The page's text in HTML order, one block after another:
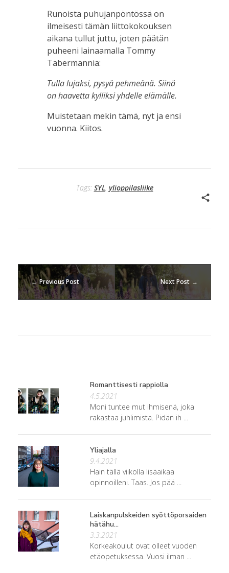
Runoista puhujanpöntössä on
ilmeisesti tämän liittokokouksen
aikana tullut juttu, joten päätän
puheeni lainaamalla Tommy
Tabermannia:
Tulla lujaksi, pysyä pehmeänä. Siinä
on haavetta kylliksi yhdelle elämälle.
Muistetaan mekin tämä, nyt ja ensi
vuonna. Kiitos.
Tags: SYL ylioppilasliike
Previous Post Next Post
Romanttisesti rappiolla
4.5.2021
Moni tuntee mut ihmisenä, joka
rakastaa juhlimista. Pidän ih ...
Yliajalla
9.4.2021
Hain tällä viikolla lisäaikaa
opinnoilleni. Taas. Jos pää ...
Laiskanpulskeiden syöttöporsaiden
hätähu...
3.3.2021
Korkeakoulut ovat olleet vuoden
etäopetuksessa. Vuosi ilman ...